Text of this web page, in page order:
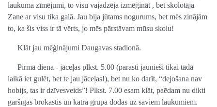
laukuma zīmējumi, to visu vajadzēja izmēģināt , bet skolotāja
Zane ar visu tika galā. Jau bija jūtams nogurums, bet mēs zinājām
to, ka šis viss ir tā vērts, jo mēs pārstāvam mūsu skolu!
Klāt jau mēģinājumi Daugavas stadionā.
Pirmā diena - jāceļas plkst. 5.00 (parasti jaunieši tikai tādā
laikā iet gulēt, bet te jau jāceļas!), bet nu ko darīt, “dejošana nav
hobijs, tas ir dzīvesveids”! Plkst. 7.00 esam klāt, paēdam nu dikti
garšīgās brokastis un katra grupa dodas uz saviem laukumiem.